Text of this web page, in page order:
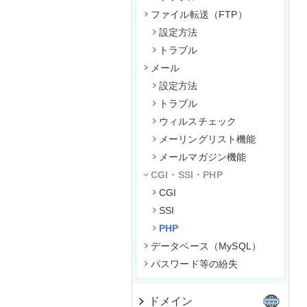
ファイル転送（FTP）
設定方法
トラブル
メール
設定方法
トラブル
ウィルスチェック
メーリングリスト機能
メールマガジン機能
CGI・SSI・PHP
CGI
SSI
PHP
データベース（MySQL）
パスワード等の紛失
ドメイン